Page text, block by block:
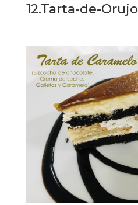
12.Tarta-de-Orujo